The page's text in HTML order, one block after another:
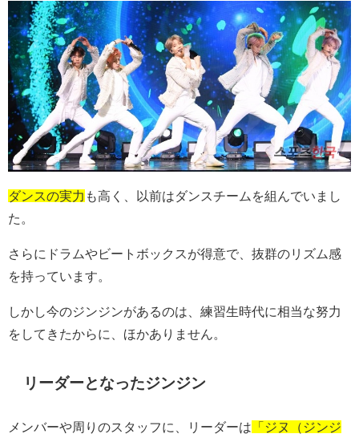
ダンスの実力 も高く、以前はダンスチームを組んでいまし
た。
さらにドラムやビートボックスが得意で、抜群のリズム感
を持っています。
しかし今のジンジンがあるのは、練習生時代に相当な努力
をしてきたからに、ほかありません。
リーダーとなったジンジン
メンバーや周りのスタッフに、リーダーは 「ジヌ（ジンジ